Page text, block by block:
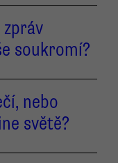
soukromí?
nebo
světě?